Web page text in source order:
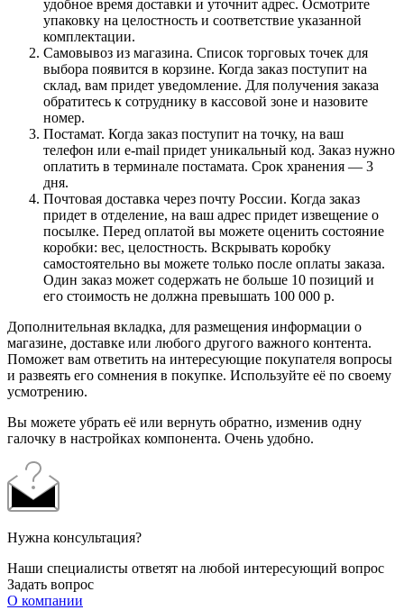
удобное время доставки и уточнит адрес. Осмотрите
упаковку на целостность и соответствие указанной
комплектации.
Самовывоз из магазина. Список торговых точек для
выбора появится в корзине. Когда заказ поступит на
склад, вам придет уведомление. Для получения заказа
обратитесь к сотруднику в кассовой зоне и назовите
номер.
Постамат. Когда заказ поступит на точку, на ваш
телефон или e-mail придет уникальный код. Заказ нужно
оплатить в терминале постамата. Срок хранения — 3
дня.
Почтовая доставка через почту России. Когда заказ
придет в отделение, на ваш адрес придет извещение о
посылке. Перед оплатой вы можете оценить состояние
коробки: вес, целостность. Вскрывать коробку
самостоятельно вы можете только после оплаты заказа.
Один заказ может содержать не больше 10 позиций и
его стоимость не должна превышать 100 000 р.
Дополнительная вкладка, для размещения информации о
магазине, доставке или любого другого важного контента.
Поможет вам ответить на интересующие покупателя вопросы
и развеять его сомнения в покупке. Используйте её по своему
усмотрению.
Вы можете убрать её или вернуть обратно, изменив одну
галочку в настройках компонента. Очень удобно.
Нужна консультация?
Наши специалисты ответят на любой интересующий вопрос
Задать вопрос
О компании